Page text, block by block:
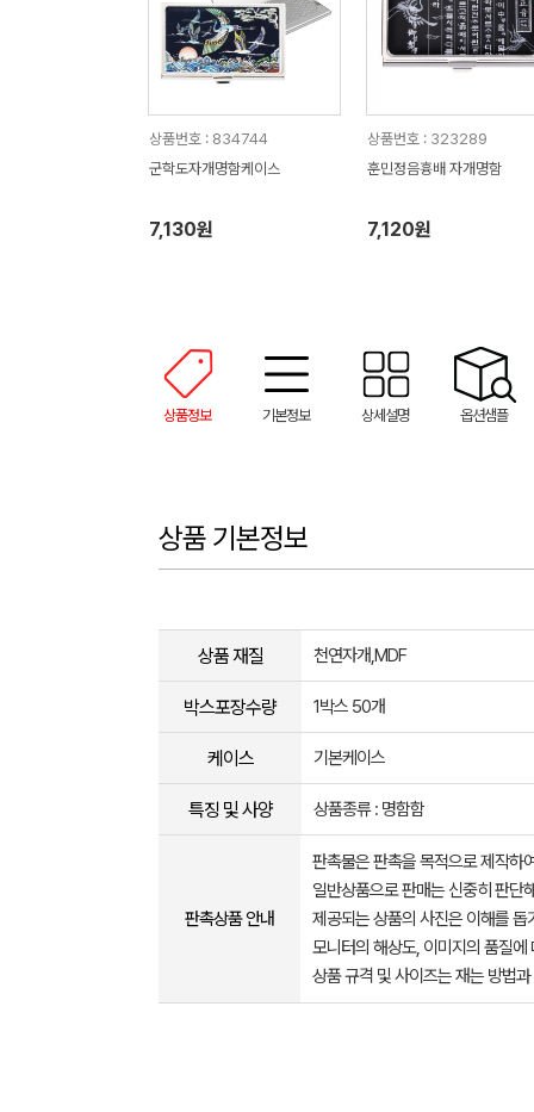
상품번호 : 834744
군학도자개명함케이스
7,130원
상품번호 : 323289
훈민정음흉배 자개명함
7,120원
상품정보 기본정보 상세설명 옵션샘플
상품 기본정보
상품 재질 천연자개,MDF
박스포장수량 1박스 50개
케이스 기본케이스
특징 및 사양 상품종류 : 명함함
판촉상품 안내
판촉물은 판촉을 목적으로 제작하
일반상품으로 판매는 신중히 판단
제공되는 상품의 사진은 이해를
모니터의 해상도, 이미지의 품질
상품 규격 및 사이즈는 재는 방법